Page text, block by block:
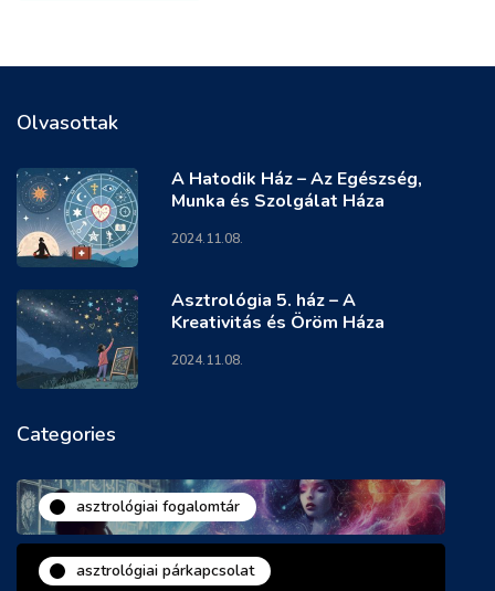
Olvasottak
A Hatodik Ház – Az Egészség,
Munka és Szolgálat Háza
2024.11.08.
Asztrológia 5. ház – A
Kreativitás és Öröm Háza
2024.11.08.
Categories
asztrológiai fogalomtár
asztrológiai párkapcsolat